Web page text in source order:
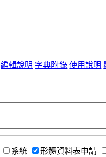
編輯說明 字典附錄 使用說明
系統 形體資料表申請